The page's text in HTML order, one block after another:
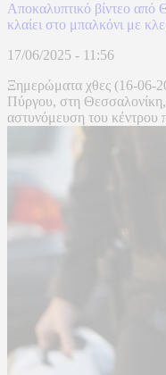
Αποκαλυπτικό βίντεο από
κλαίει στο μπαλκόνι με
17/06/2025 - 11:56
Ξημερώματα χθες (16-06-
Πύργου, στη Θεσσαλονίκη,
αστυνόμευση του κέντρου